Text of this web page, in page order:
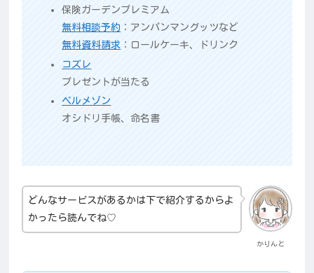
保険ガーデンプレミアム
無料相談予約 ：アンパンマングッツなど
無料資料請求 ：ロールケーキ、ドリンク
コズレ
プレゼントが当たる
ベルメゾン
オシドリ手帳、命名書
かりんと
どんなサービスがあるかは下で紹介するからよ
かったら読んでね♡